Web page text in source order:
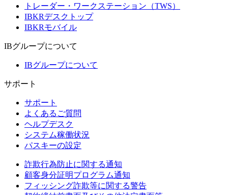
トレーダー・ワークステーション（TWS）
IBKRデスクトップ
IBKRモバイル
IBグループについて
IBグループについて
サポート
サポート
よくあるご質問
ヘルプデスク
システム稼働状況
パスキーの設定
詐欺行為防止に関する通知
顧客身分証明プログラム通知
フィッシング詐欺等に関する警告